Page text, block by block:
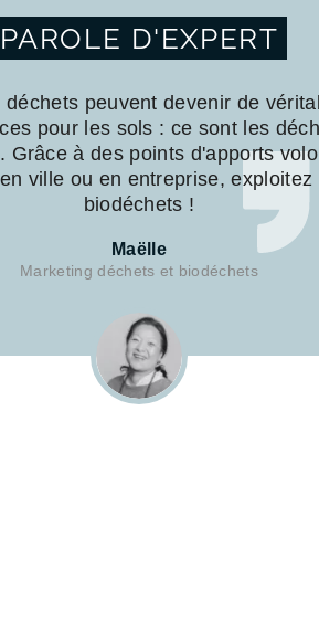
PAROLE D'EXPERT
déchets peuvent devenir de
pour les sols : ce sont les
Grâce à des points d'apports
ville ou en entreprise, exploitez
biodéchets !
Maëlle
Marketing déchets et biodéchets